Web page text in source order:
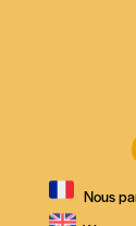
Nous